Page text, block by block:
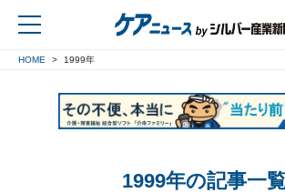
HOME 1999年
1999年の記事一